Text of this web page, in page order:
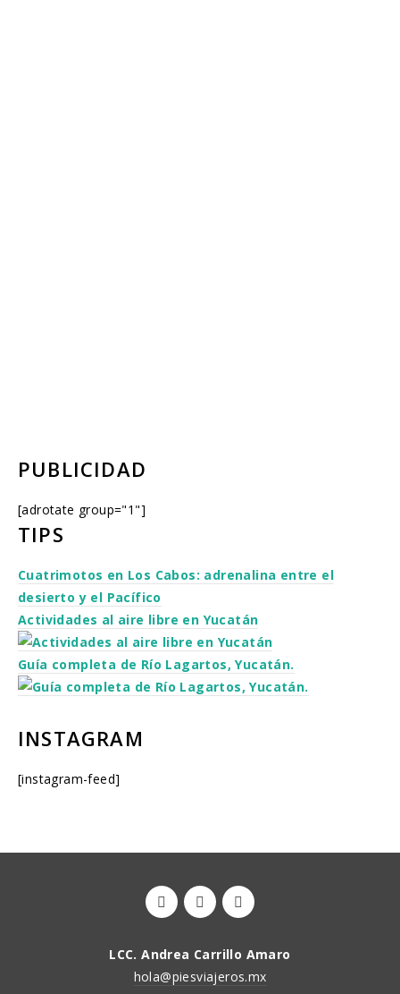
PUBLICIDAD
[adrotate group="1"]
TIPS
Cuatrimotos en Los Cabos: adrenalina entre el
desierto y el Pacífico
Actividades al aire libre en Yucatán
Guía completa de Río Lagartos, Yucatán.
INSTAGRAM
[instagram-feed]
LCC. Andrea Carrillo Amaro
hola@piesviajeros.mx